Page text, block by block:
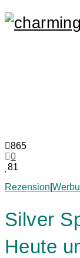
865
0
81
Rezension
Silver
Heute